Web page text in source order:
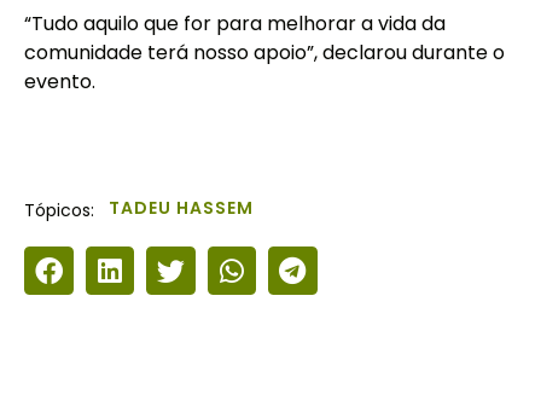
“Tudo aquilo que for para melhorar a vida da
comunidade terá nosso apoio”, declarou durante o
evento.
Tópicos: TADEU HASSEM